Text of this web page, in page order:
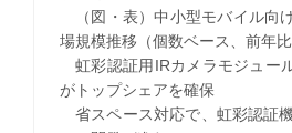
（図・表）中小型モバイル向
場規模推移（個数ベース、前年比
虹彩認証用IRカメラモジュー
がトップシェアを確保
省スペース対応で、虹彩認証